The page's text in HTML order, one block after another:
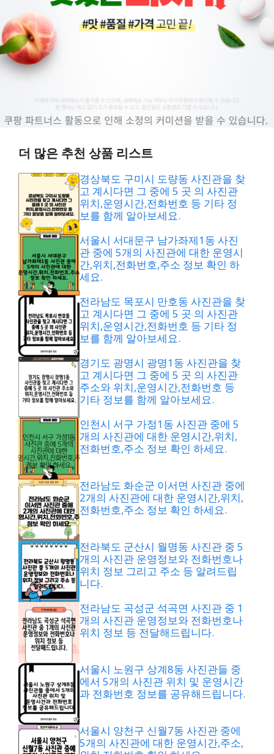
더 많은 추천 상품 리스트
경상북도 구미시 도량동 사진관을 찾
고 계시다면 그 중에 5 곳 의 사진관
위치,운영시간,전화번호 등 기타 정
보를 함께 알아보세요.
서울시 서대문구 남가좌제1동 사진
관 중에 5개의 사진관에 대한 운영시
간,위치,전화번호,주소 정보 확인 하
세요.
전라남도 목포시 만호동 사진관을 찾
고 계시다면 그 중에 5 곳 의 사진관
위치,운영시간,전화번호 등 기타 정
보를 함께 알아보세요.
경기도 광명시 광명1동 사진관을 찾
고 계시다면 그 중에 5 곳 의 사진관
주소와 위치,운영시간,전화번호 등
기타 정보를 함께 알아보세요.
인천시 서구 가정1동 사진관 중에 5
개의 사진관에 대한 운영시간,위치,
전화번호,주소 정보 확인 하세요.
전라남도 화순군 이서면 사진관 중에
2개의 사진관에 대한 운영시간,위치,
전화번호,주소 정보 확인 하세요.
전라북도 군산시 월명동 사진관 중 5
개의 사진관 운영정보와 전화번호나
위치 정보 그리고 주소 등 알려드립
니다.
전라남도 곡성군 석곡면 사진관 중 1
개의 사진관 운영정보와 전화번호나
위치 정보 등 전달해드립니다.
서울시 노원구 상계8동 사진관들 중
에서 5개의 사진관 위치 및 운영시간
과 전화번호 정보를 공유해드립니다.
서울시 양천구 신월7동 사진관 중에
5개의 사진관에 대한 운영시간,주소,